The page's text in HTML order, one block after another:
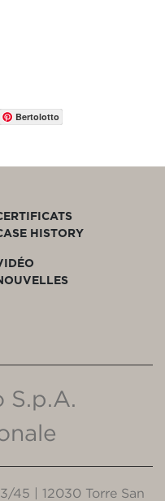
Bertolotto
HISTORY
S.p.A.
45 | 12030 Torre San